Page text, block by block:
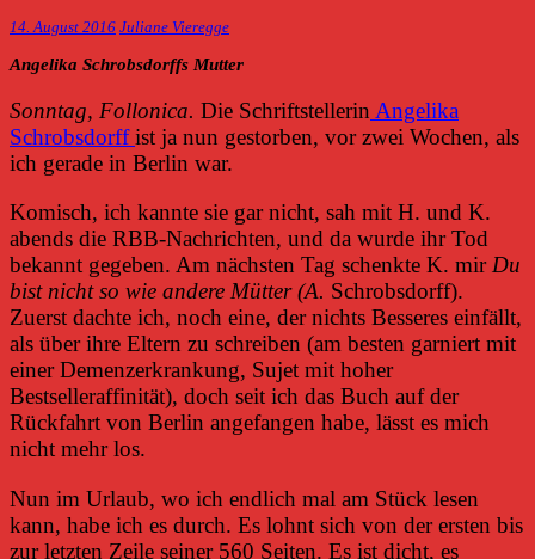
14. August 2016 Juliane Vieregge
Angelika Schrobsdorffs Mutter
Sonntag, Follonica. Die Schriftstellerin Angelika
Schrobsdorffist ja nun gestorben, vor zwei Wochen, als
ich gerade in Berlin war.
Komisch, ich kannte sie gar nicht, sah mit H. und K.
abends die RBB-Nachrichten, und da wurde ihr Tod
bekannt gegeben. Am nächsten Tag schenkte K. mirDu
bist nicht so wie andere Mütter (A. Schrobsdorff).
Zuerst dachte ich, noch eine, der nichts Besseres einfällt,
als über ihre Eltern zu schreiben (am besten garniert mit
einer Demenzerkrankung, Sujet mit hoher
Bestselleraffinität), doch seit ich das Buch auf der
Rückfahrt von Berlin angefangen habe, lässt es mich
nicht mehr los.
Nun im Urlaub, wo ich endlich mal am Stück lesen
kann, habe ich es durch. Es lohnt sich von der ersten bis
zur letzten Zeile seiner 560 Seiten. Es ist dicht, es